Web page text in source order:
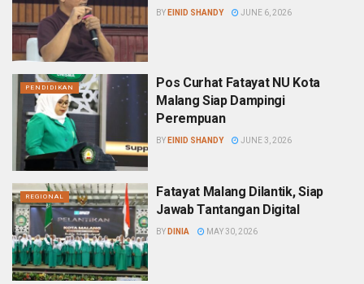
BY EINID SHANDY JUNE 6, 2026
PENDIDIKAN
Pos Curhat Fatayat NU Kota
Malang Siap Dampingi
Perempuan
BY EINID SHANDY JUNE 3, 2026
REGIONAL
Fatayat Malang Dilantik, Siap
Jawab Tantangan Digital
BY DINIA MAY 30, 2026